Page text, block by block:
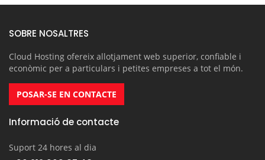
SOBRE NOSALTRES
Cloud Hosting ofereix allotjament web superior, confiable i
econòmic per a particulars i petites empreses a tot el món.
POSAR-SE EN CONTACTE
Informació de contacte
Suport 24 hores al dia